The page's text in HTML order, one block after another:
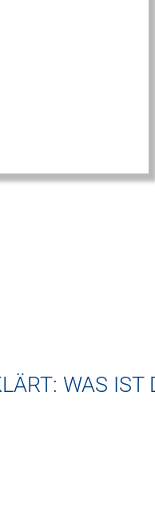
WAS